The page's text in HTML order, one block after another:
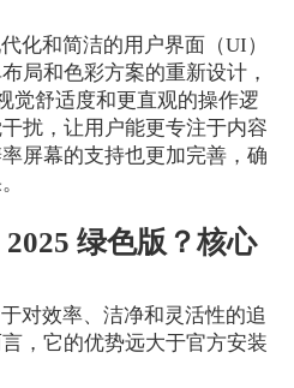
化和简洁的用户界面（UI）
局和色彩方案的重新设计，
觉舒适度和更直观的操作逻
扰，让用户能更专注于内容
屏幕的支持也更加完善，确
绿色版？核心
对效率、洁净和灵活性的追
，它的优势远大于官方安装